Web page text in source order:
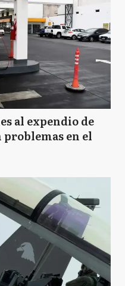
al expendio de
problemas en el